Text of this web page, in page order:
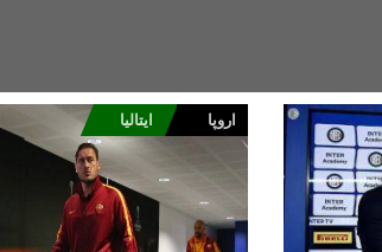
اروپا ایتالیا